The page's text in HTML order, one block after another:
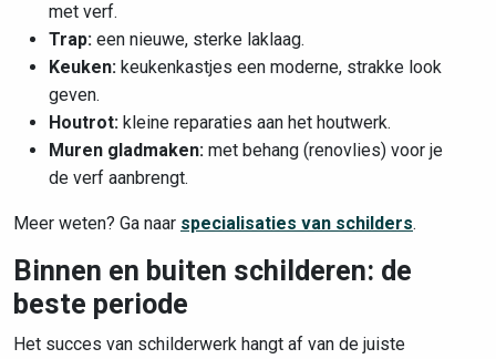
met verf.
Trap: een nieuwe, sterke laklaag.
Keuken: keukenkastjes een moderne, strakke look
geven.
Houtrot: kleine reparaties aan het houtwerk.
Muren gladmaken: met behang (renovlies) voor je
de verf aanbrengt.
Meer weten? Ga naar specialisaties van schilders.
Binnen en buiten schilderen: de
beste periode
Het succes van schilderwerk hangt af van de juiste